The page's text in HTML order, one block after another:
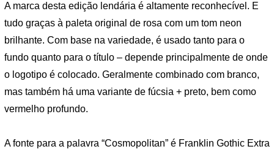
A marca desta edição lendária é altamente reconhecível. E
tudo graças à paleta original de rosa com um tom neon
brilhante. Com base na variedade, é usado tanto para o
fundo quanto para o título – depende principalmente de onde
o logotipo é colocado. Geralmente combinado com branco,
mas também há uma variante de fúcsia + preto, bem como
vermelho profundo.
A fonte para a palavra “Cosmopolitan” é Franklin Gothic Extra